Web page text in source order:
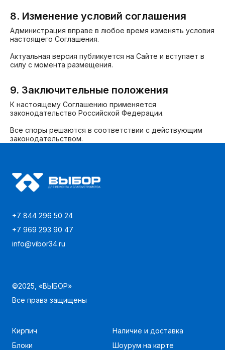
8. Изменение условий соглашения
Администрация вправе в любое время изменять условия
настоящего Соглашения.
Актуальная версия публикуется на Сайте и вступает в
силу с момента размещения.
9. Заключительные положения
К настоящему Соглашению применяется
законодательство Российской Федерации.
Все споры решаются в соответствии с действующим
законодательством.
+7 844 296 50 24
+7 969 293 90 47
info@vibor34.ru
©2025, «ВЫБОР»
Все права защищены
Кирпич
Блоки
Наличие и доставка
Шоурум на карте